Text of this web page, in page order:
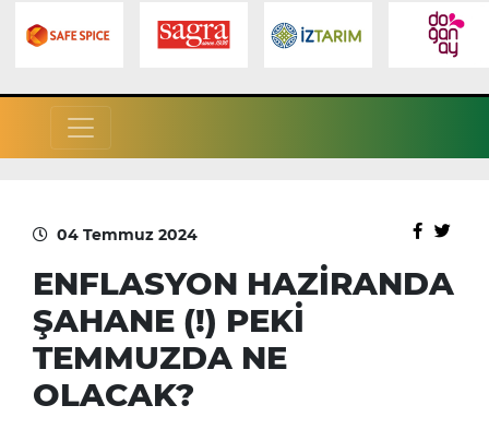
04 Temmuz 2024
ENFLASYON HAZİRANDA
ŞAHANE (!) PEKİ
TEMMUZDA NE
OLACAK?